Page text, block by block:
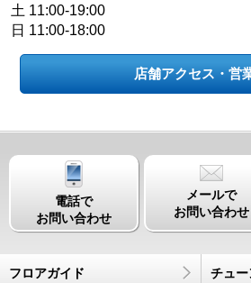
土 11:00-19:00
日 11:00-18:00
店舗アクセス・営
電話で
お問い合わせ
メールで
お問い合わせ
フロアガイド チュ